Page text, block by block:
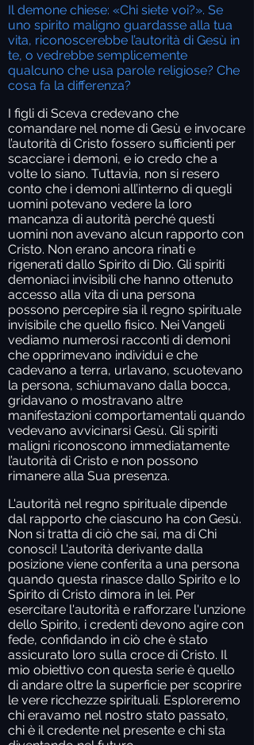
Il demone chiese: «Chi siete voi?». Se
uno spirito maligno guardasse alla tua
vita, riconoscerebbe l’autorità di Gesù in
te, o vedrebbe semplicemente
qualcuno che usa parole religiose? Che
cosa fa la differenza?
I figli di Sceva credevano che
comandare nel nome di Gesù e invocare
l’autorità di Cristo fossero sufficienti per
scacciare i demoni, e io credo che a
volte lo siano. Tuttavia, non si resero
conto che i demoni all’interno di quegli
uomini potevano vedere la loro
mancanza di autorità perché questi
uomini non avevano alcun rapporto con
Cristo. Non erano ancora rinati e
rigenerati dallo Spirito di Dio. Gli spiriti
demoniaci invisibili che hanno ottenuto
accesso alla vita di una persona
possono percepire sia il regno spirituale
invisibile che quello fisico. Nei Vangeli
vediamo numerosi racconti di demoni
che opprimevano individui e che
cadevano a terra, urlavano, scuotevano
la persona, schiumavano dalla bocca,
gridavano o mostravano altre
manifestazioni comportamentali quando
vedevano avvicinarsi Gesù. Gli spiriti
maligni riconoscono immediatamente
l’autorità di Cristo e non possono
rimanere alla Sua presenza.
L'autorità nel regno spirituale dipende
dal rapporto che ciascuno ha con Gesù.
Non si tratta di ciò che sai, ma di Chi
conosci! L'autorità derivante dalla
posizione viene conferita a una persona
quando questa rinasce dallo Spirito e lo
Spirito di Cristo dimora in lei. Per
esercitare l'autorità e rafforzare l'unzione
dello Spirito, i credenti devono agire con
fede, confidando in ciò che è stato
assicurato loro sulla croce di Cristo. Il
mio obiettivo con questa serie è quello
di andare oltre la superficie per scoprire
le vere ricchezze spirituali. Esploreremo
chi eravamo nel nostro stato passato,
chi è il credente nel presente e chi sta